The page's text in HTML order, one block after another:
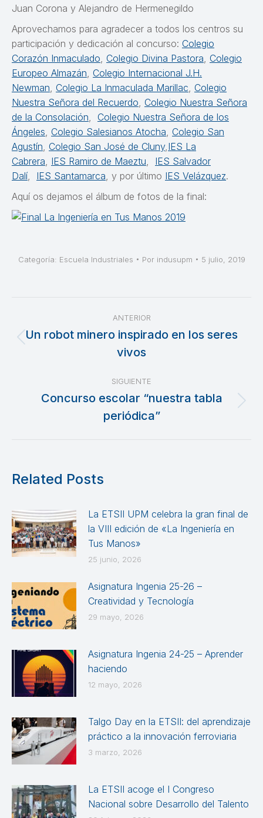
Juan Corona y Alejandro de Hermenegildo
Aprovechamos para agradecer a todos los centros su
participación y dedicación al concurso: Colegio
Corazón Inmaculado, Colegio Divina Pastora, Colegio
Europeo Almazán, Colegio Internacional J.H.
Newman, Colegio La Inmaculada Marillac, Colegio
Nuestra Señora del Recuerdo, Colegio Nuestra Señora
de la Consolación, Colegio Nuestra Señora de los
Ángeles, Colegio Salesianos Atocha, Colegio San
Agustín, Colegio San José de Cluny,IES La
Cabrera, IES Ramiro de Maeztu, IES Salvador
Dalí, IES Santamarca, y por último IES Velázquez.
Aquí os dejamos el álbum de fotos de la final:
Categoría: Escuela Industriales Por indusupm 5 julio, 2019
Navegación
entre
publicaciones
ANTERIOR
Publicación
anterior:
Un robot minero inspirado en los seres
vivos
SIGUIENTE
siguiente:
Concurso escolar “nuestra tabla
periódica”
Related Posts
La ETSII UPM celebra la gran final de
la VIII edición de «La Ingeniería en
Tus Manos»
25 junio, 2026
Asignatura Ingenia 25-26 –
Creatividad y Tecnología
29 mayo, 2026
Asignatura Ingenia 24-25 – Aprender
haciendo
12 mayo, 2026
Talgo Day en la ETSII: del aprendizaje
práctico a la innovación ferroviaria
3 marzo, 2026
La ETSII acoge el I Congreso
Nacional sobre Desarrollo del Talento